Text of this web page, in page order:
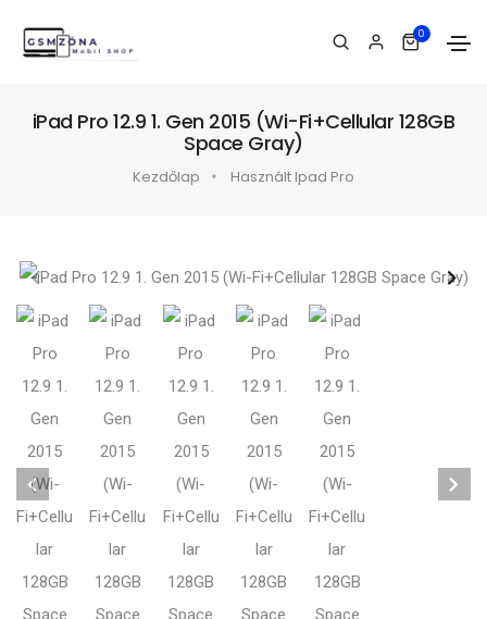
0
iPad Pro 12.9 1. Gen 2015 (Wi-Fi+Cellular 128GB
Space Gray)
Kezdőlap Használt Ipad Pro